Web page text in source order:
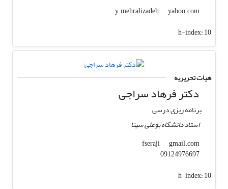
y.mehralizadeh
yahoo.com
h-index:10
هیات تحریریه
دکتر فرهاد سراجی
برنامه ریزی درسی
استاد دانشگاه بوعلی سینا
fseraji
gmail.com
09124976697
h-index:10